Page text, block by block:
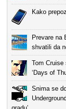
Kako
Prevare na
shvatili da
Tom
‘Days of
Snima se